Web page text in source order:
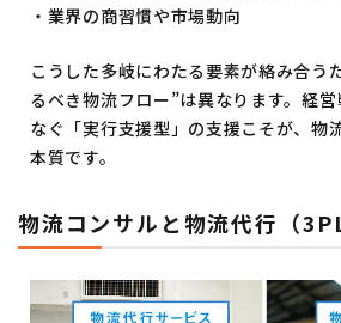
・業界の商習慣や市場動向
こうした多岐にわたる要素が絡み合う
るべき物流フロー”は異なります。経
なぐ「実行支援型」の支援こそが、物
本質です。
物流コンサルと物流代行（